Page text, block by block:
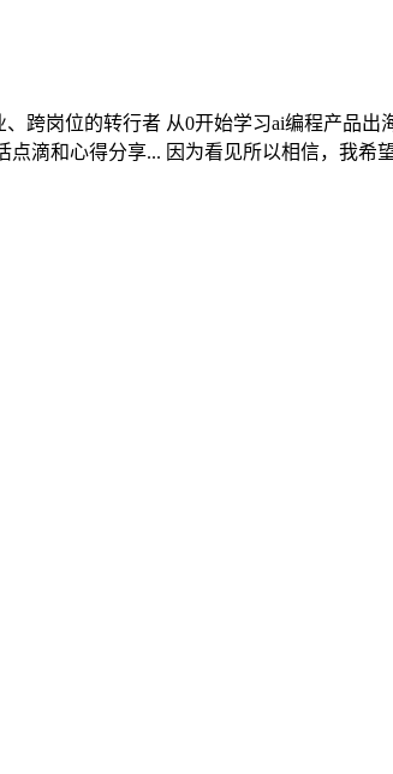
跨岗位的转行者 从0开始学习ai编程产品
滴和心得分享... 因为看见所以相信，我